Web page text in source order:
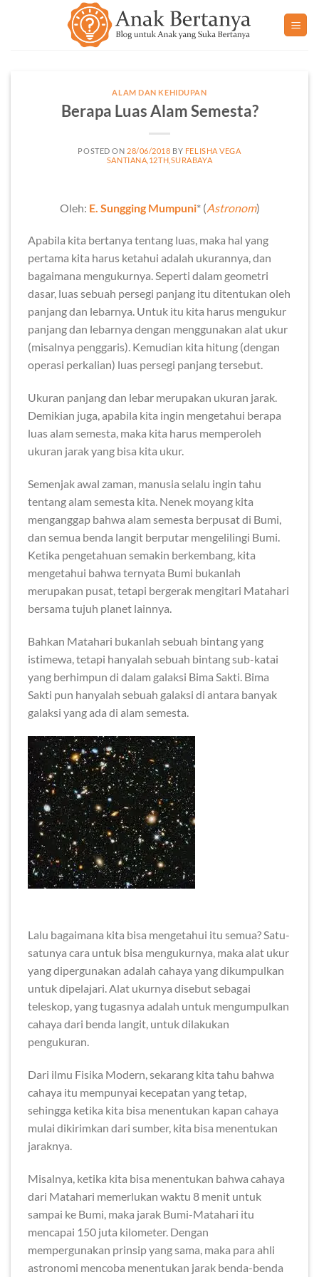
ALAM DAN KEHIDUPAN
Berapa Luas Alam Semesta?
POSTED ON 28/06/2018 BY FELISHA VEGA
SANTIANA,12TH,SURABAYA
Oleh: E. Sungging Mumpuni* (Astronom)
Apabila kita bertanya tentang luas, maka hal yang
pertama kita harus ketahui adalah ukurannya, dan
bagaimana mengukurnya. Seperti dalam geometri
dasar, luas sebuah persegi panjang itu ditentukan oleh
panjang dan lebarnya. Untuk itu kita harus mengukur
panjang dan lebarnya dengan menggunakan alat ukur
(misalnya penggaris). Kemudian kita hitung (dengan
operasi perkalian) luas persegi panjang tersebut.
Ukuran panjang dan lebar merupakan ukuran jarak.
Demikian juga, apabila kita ingin mengetahui berapa
luas alam semesta, maka kita harus memperoleh
ukuran jarak yang bisa kita ukur.
Semenjak awal zaman, manusia selalu ingin tahu
tentang alam semesta kita. Nenek moyang kita
menganggap bahwa alam semesta berpusat di Bumi,
dan semua benda langit berputar mengelilingi Bumi.
Ketika pengetahuan semakin berkembang, kita
mengetahui bahwa ternyata Bumi bukanlah
merupakan pusat, tetapi bergerak mengitari Matahari
bersama tujuh planet lainnya.
Bahkan Matahari bukanlah sebuah bintang yang
istimewa, tetapi hanyalah sebuah bintang sub-katai
yang berhimpun di dalam galaksi Bima Sakti. Bima
Sakti pun hanyalah sebuah galaksi di antara banyak
galaksi yang ada di alam semesta.
Lalu bagaimana kita bisa mengetahui itu semua? Satu-
satunya cara untuk bisa mengukurnya, maka alat ukur
yang dipergunakan adalah cahaya yang dikumpulkan
untuk dipelajari. Alat ukurnya disebut sebagai
teleskop, yang tugasnya adalah untuk mengumpulkan
cahaya dari benda langit, untuk dilakukan
pengukuran.
Dari ilmu Fisika Modern, sekarang kita tahu bahwa
cahaya itu mempunyai kecepatan yang tetap,
sehingga ketika kita bisa menentukan kapan cahaya
mulai dikirimkan dari sumber, kita bisa menentukan
jaraknya.
Misalnya, ketika kita bisa menentukan bahwa cahaya
dari Matahari memerlukan waktu 8 menit untuk
sampai ke Bumi, maka jarak Bumi-Matahari itu
mencapai 150 juta kilometer. Dengan
mempergunakan prinsip yang sama, maka para ahli
astronomi mencoba menentukan jarak benda-benda